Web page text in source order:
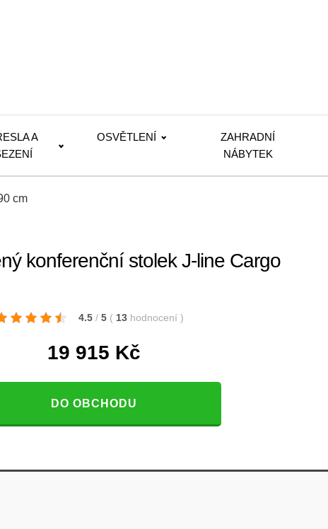
A
OSVĚTLENÍ
ZAHRADNÍ
NÁBYTEK
cm
konferenční stolek J-line Cargo
4.5 / 5 ( 13 hodnocení )
19 915 Kč
DO OBCHODU